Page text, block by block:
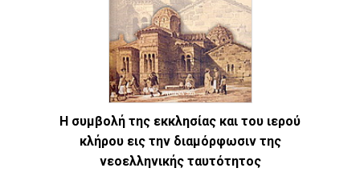
Η συμβολή της εκκλησίας και του ιερού
κλήρου εις την διαμόρφωσιν της
νεοελληνικής ταυτότητος